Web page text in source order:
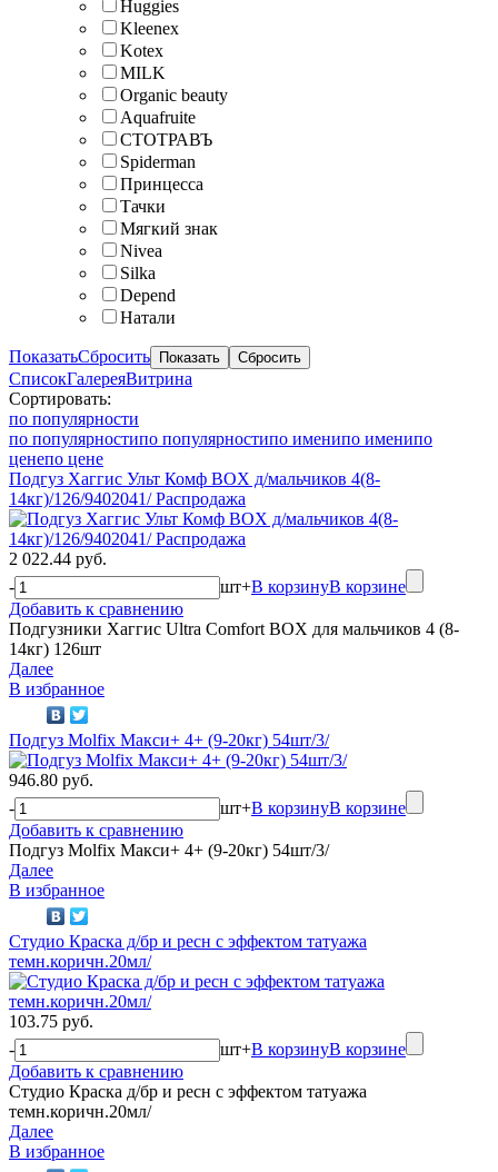
Huggies
Kleenex
Kotex
MILK
Organic beauty
Aquafruite
СТОТРАВЪ
Spiderman
Принцесса
Тачки
Мягкий знак
Nivea
Silka
Depend
Натали
ПоказатьСбросить
СписокГалереяВитрина
Сортировать:
по популярности
по популярностипо популярностипо именипо именипо
ценепо цене
Подгуз Хаггис Ульт Комф BOX д/мальчиков 4(8-
14кг)/126/9402041/ Распродажа
2 022.44 руб.
-
шт+В корзинуВ корзине
Добавить к сравнению
Подгузники Хаггис Ultra Comfort BOX для мальчиков 4 (8-
14кг) 126шт
Далее
В избранное
Подгуз Molfix Макси+ 4+ (9-20кг) 54шт/3/
946.80 руб.
-
шт+В корзинуВ корзине
Добавить к сравнению
Подгуз Molfix Макси+ 4+ (9-20кг) 54шт/3/
Далее
В избранное
Студио Краска д/бр и ресн с эффектом татуажа
темн.коричн.20мл/
103.75 руб.
-
шт+В корзинуВ корзине
Добавить к сравнению
Студио Краска д/бр и ресн с эффектом татуажа
темн.коричн.20мл/
Далее
В избранное